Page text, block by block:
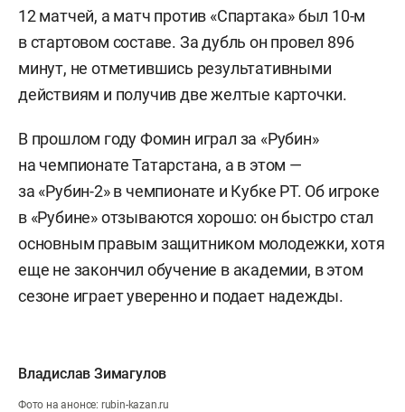
12 матчей, а матч против «Спартака» был 10-м
в стартовом составе. За дубль он провел 896
минут, не отметившись результативными
действиям и получив две желтые карточки.
В прошлом году Фомин играл за «Рубин»
на чемпионате Татарстана, а в этом —
за «Рубин-2» в чемпионате и Кубке РТ. Об игроке
в «Рубине» отзываются хорошо: он быстро стал
основным правым защитником молодежки, хотя
еще не закончил обучение в академии, в этом
сезоне играет уверенно и подает надежды.
Владислав Зимагулов
Фото на анонсе: rubin-kazan.ru